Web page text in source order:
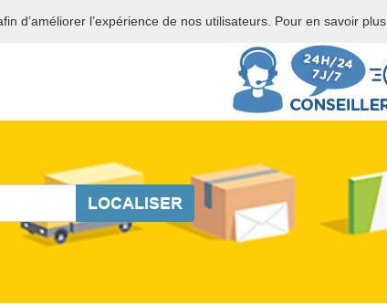
LOCALISER
d’améliorer l’expérience de nos utilisateurs. Pour en savoir plus